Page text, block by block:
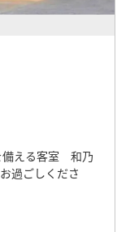
備える客室 和乃
過ごしくださ